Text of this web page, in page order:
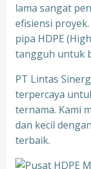
lama sangat
efisiensi
pipa HDPE
tangguh untuk
PT Lintas
terpercaya
ternama. Kami
dan kecil
terbaik.